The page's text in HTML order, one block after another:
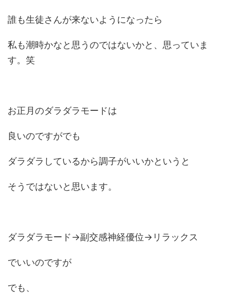
誰も生徒さんが来ないようになったら
私も潮時かなと思うのではないかと、思っていま
す。笑
お正月のダラダラモードは
良いのですがでも
ダラダラしているから調子がいいかというと
そうではないと思います。
ダラダラモード→副交感神経優位→リラックス
でいいのですが
でも、